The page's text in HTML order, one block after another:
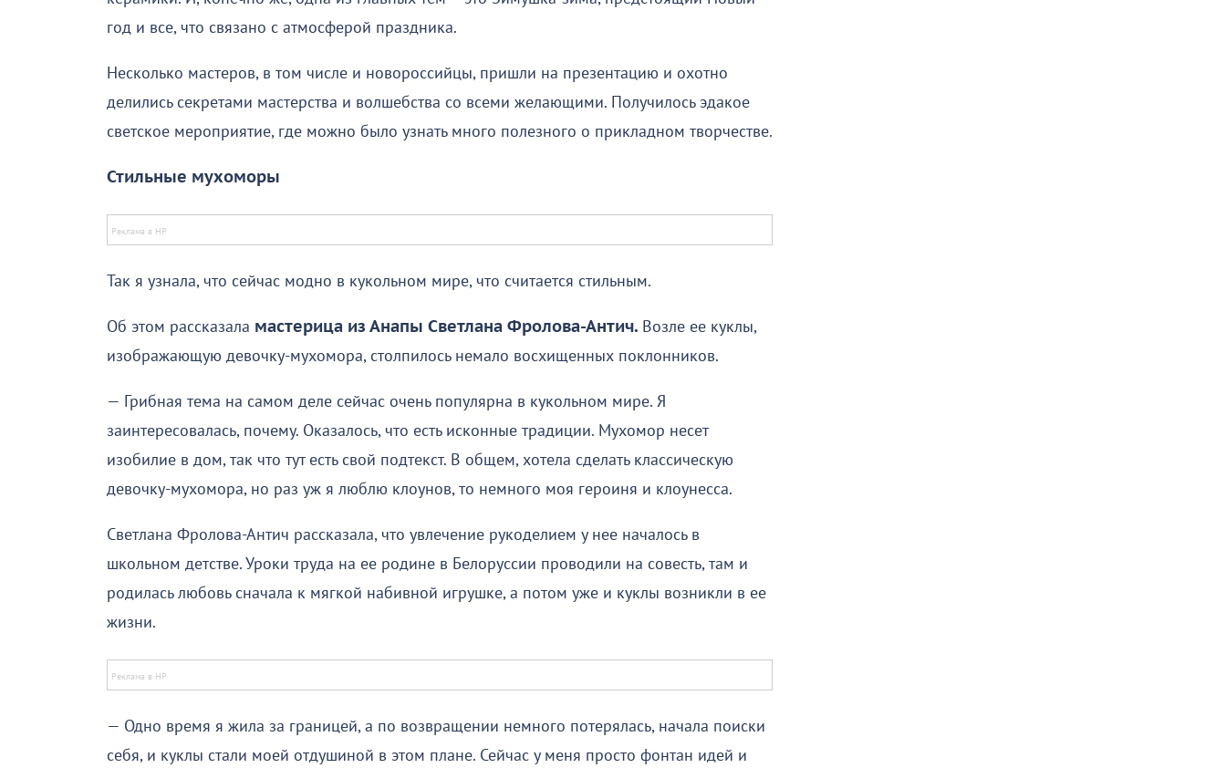
год и все, что связано с атмосферой праздника.
Несколько мастеров, в том числе и новороссийцы, пришли на презентацию и охотно
делились секретами мастерства и волшебства со всеми желающими. Получилось эдакое
светское мероприятие, где можно было узнать много полезного о прикладном творчестве.
Стильные мухоморы
Так я узнала, что сейчас модно в кукольном мире, что считается стильным.
Об этом рассказала мастерица из Анапы Светлана Фролова-Антич. Возле ее куклы,
изображающую девочку-мухомора, столпилось немало восхищенных поклонников.
— Грибная тема на самом деле сейчас очень популярна в кукольном мире. Я
заинтересовалась, почему. Оказалось, что есть исконные традиции. Мухомор несет
изобилие в дом, так что тут есть свой подтекст. В общем, хотела сделать классическую
девочку-мухомора, но раз уж я люблю клоунов, то немного моя героиня и клоунесса.
Светлана Фролова-Антич рассказала, что увлечение рукоделием у нее началось в
школьном детстве. Уроки труда на ее родине в Белоруссии проводили на совесть, там и
родилась любовь сначала к мягкой набивной игрушке, а потом уже и куклы возникли в ее
жизни.
— Одно время я жила за границей, а по возвращении немного потерялась, начала поиски
себя, и куклы стали моей отдушиной в этом плане. Сейчас у меня просто фонтан идей и